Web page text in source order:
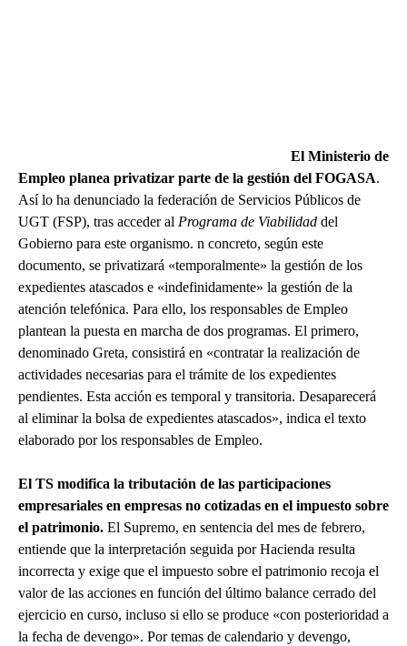
El Ministerio de
Empleo planea privatizar parte de la gestión del FOGASA.
Así lo ha denunciado la federación de Servicios Públicos de
UGT (FSP), tras acceder al Programa de Viabilidad del
Gobierno para este organismo. n concreto, según este
documento, se privatizará «temporalmente» la gestión de los
expedientes atascados e «indefinidamente» la gestión de la
atención telefónica. Para ello, los responsables de Empleo
plantean la puesta en marcha de dos programas. El primero,
denominado Greta, consistirá en «contratar la realización de
actividades necesarias para el trámite de los expedientes
pendientes. Esta acción es temporal y transitoria. Desaparecerá
al eliminar la bolsa de expedientes atascados», indica el texto
elaborado por los responsables de Empleo.
El TS modifica la tributación de las participaciones
empresariales en empresas no cotizadas en el impuesto sobre
el patrimonio. El Supremo, en sentencia del mes de febrero,
entiende que la interpretación seguida por Hacienda resulta
incorrecta y exige que el impuesto sobre el patrimonio recoja el
valor de las acciones en función del último balance cerrado del
ejercicio en curso, incluso si ello se produce «con posterioridad a
la fecha de devengo». Por temas de calendario y devengo,